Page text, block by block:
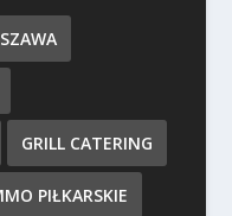
GRILL CATERING
PIŁKARSKIE